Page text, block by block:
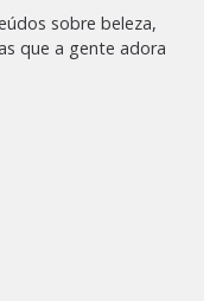
sobre beleza,
que a gente adora